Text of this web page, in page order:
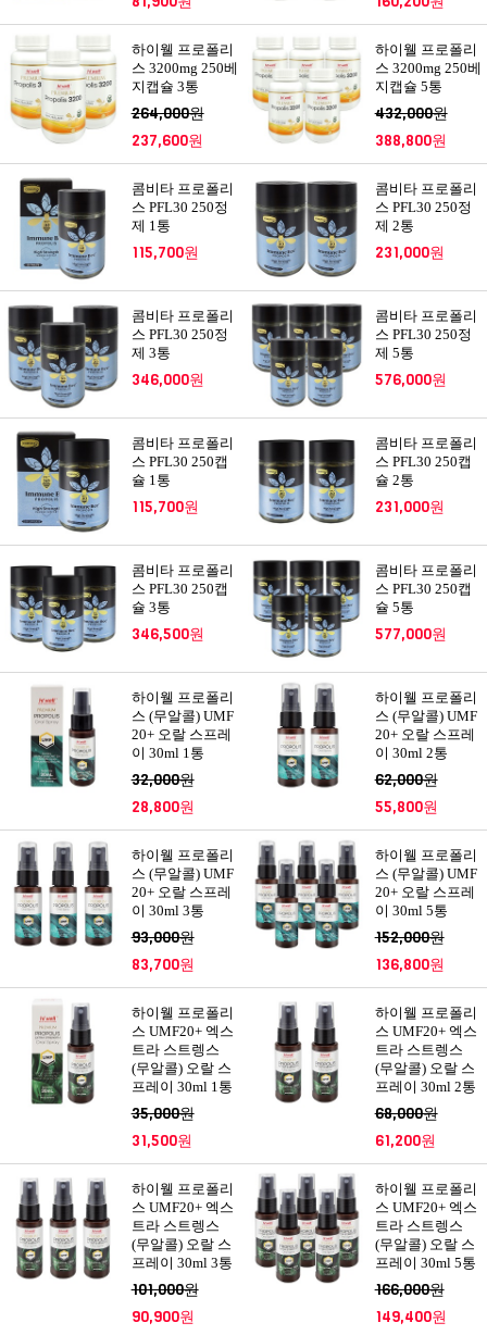
하이웰 프로폴리
스 3200mg 250베
지캡슐 3통
264,000원
237,600원
하이웰 프로폴리
스 3200mg 250베
지캡슐 5통
432,000원
388,800원
콤비타 프로폴리
스 PFL30 250정
제 1통
115,700원
콤비타 프로폴리
스 PFL30 250정
제 2통
231,000원
콤비타 프로폴리
스 PFL30 250정
제 3통
346,000원
콤비타 프로폴리
스 PFL30 250정
제 5통
576,000원
콤비타 프로폴리
스 PFL30 250캡
슐 1통
115,700원
콤비타 프로폴리
스 PFL30 250캡
슐 2통
231,000원
콤비타 프로폴리
스 PFL30 250캡
슐 3통
346,500원
콤비타 프로폴리
스 PFL30 250캡
슐 5통
577,000원
하이웰 프로폴리
스 (무알콜) UMF
20+ 오랄 스프레
이 30ml 1통
32,000원
28,800원
하이웰 프로폴리
스 (무알콜) UMF
20+ 오랄 스프레
이 30ml 2통
62,000원
55,800원
하이웰 프로폴리
스 (무알콜) UMF
20+ 오랄 스프레
이 30ml 3통
93,000원
83,700원
하이웰 프로폴리
스 (무알콜) UMF
20+ 오랄 스프레
이 30ml 5통
152,000원
136,800원
하이웰 프로폴리
스 UMF20+ 엑스
트라 스트렝스
(무알콜) 오랄 스
프레이 30ml 1통
35,000원
31,500원
하이웰 프로폴리
스 UMF20+ 엑스
트라 스트렝스
(무알콜) 오랄 스
프레이 30ml 2통
68,000원
61,200원
하이웰 프로폴리
스 UMF20+ 엑스
트라 스트렝스
(무알콜) 오랄 스
프레이 30ml 3통
101,000원
90,900원
하이웰 프로폴리
스 UMF20+ 엑스
트라 스트렝스
(무알콜) 오랄 스
프레이 30ml 5통
166,000원
149,400원